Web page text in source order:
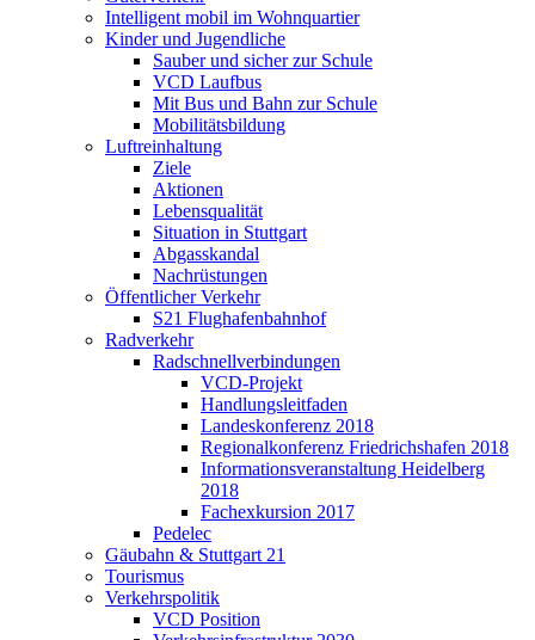
Intelligent mobil im Wohnquartier
Kinder und Jugendliche
Sauber und sicher zur Schule
VCD Laufbus
Mit Bus und Bahn zur Schule
Mobilitätsbildung
Luftreinhaltung
Ziele
Aktionen
Lebensqualität
Situation in Stuttgart
Abgasskandal
Nachrüstungen
Öffentlicher Verkehr
S21 Flughafenbahnhof
Radverkehr
Radschnellverbindungen
VCD-Projekt
Handlungsleitfaden
Landeskonferenz 2018
Regionalkonferenz Friedrichshafen 2018
Informationsveranstaltung Heidelberg
2018
Fachexkursion 2017
Pedelec
Gäubahn & Stuttgart 21
Tourismus
Verkehrspolitik
VCD Position